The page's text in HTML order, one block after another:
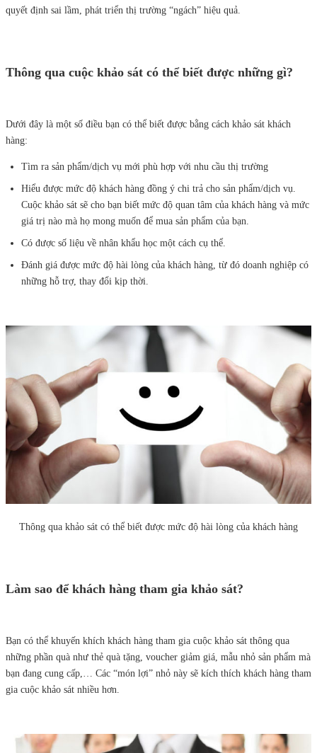
quyết định sai lầm, phát triển thị trường “ngách” hiệu quả.
Thông qua cuộc khảo sát có thể biết được những gì?
Dưới đây là một số điều bạn có thể biết được bằng cách khảo sát khách
hàng:
Tìm ra sản phẩm/dịch vụ mới phù hợp với nhu cầu thị trường
Hiểu được mức độ khách hàng đồng ý chi trả cho sản phẩm/dịch vụ.
Cuộc khảo sát sẽ cho bạn biết mức độ quan tâm của khách hàng và mức
giá trị nào mà họ mong muốn để mua sản phẩm của bạn.
Có được số liệu về nhân khẩu học một cách cụ thể.
Đánh giá được mức độ hài lòng của khách hàng, từ đó doanh nghiệp có
những hỗ trợ, thay đổi kịp thời.
Thông qua khảo sát có thể biết được mức độ hài lòng của khách hàng
Làm sao để khách hàng tham gia khảo sát?
Bạn có thể khuyến khích khách hàng tham gia cuộc khảo sát thông qua
những phần quà như thẻ quà tặng, voucher giảm giá, mẫu nhỏ sản phẩm mà
bạn đang cung cấp,… Các “món lợi” nhỏ này sẽ kích thích khách hàng tham
gia cuộc khảo sát nhiều hơn.